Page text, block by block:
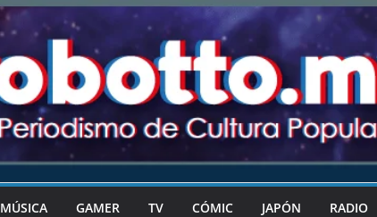
MÚSICA GAMER TV CÓMIC JAPÓN RADIO